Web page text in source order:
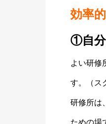
効率
①自分
よい研修
す。（ス
研修所は
ための場